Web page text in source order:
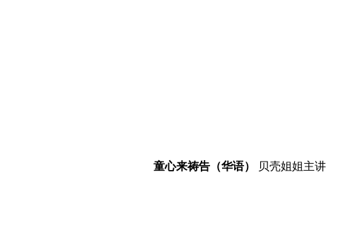
童心来祷告（华语） 贝壳姐姐主讲